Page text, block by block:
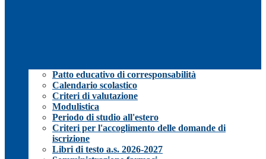
Patto educativo di corresponsabilità
Calendario scolastico
Criteri di valutazione
Modulistica
Periodo di studio all'estero
Criteri per l'accoglimento delle domande di
iscrizione
Libri di testo a.s. 2026-2027